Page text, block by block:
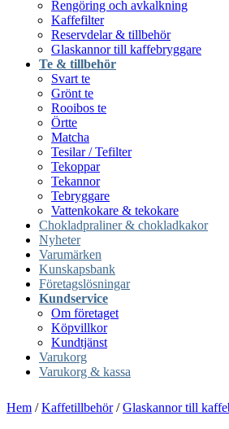
Rengöring och avkalkning
Kaffefilter
Reservdelar & tillbehör
Glaskannor till kaffebryggare
Te & tillbehör
Svart te
Grönt te
Rooibos te
Örtte
Matcha
Tesilar / Tefilter
Tekoppar
Tekannor
Tebryggare
Vattenkokare & tekokare
Chokladpraliner & chokladkakor
Nyheter
Varumärken
Kunskapsbank
Företagslösningar
Kundservice
Om företaget
Köpvillkor
Kundtjänst
Varukorg
Varukorg & kassa
Hem /Kaffetillbehör/Glaskannor till